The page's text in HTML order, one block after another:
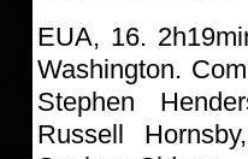
EUA, 16.
Washington.
Stephen
Russell